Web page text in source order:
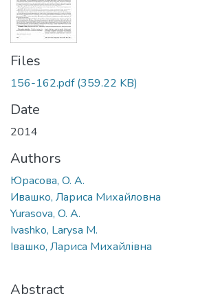
Files
156-162.pdf(359.22 KB)
Date
2014
Authors
Юрасова, O. A.
Ивашко, Лариса Михайловна
Yurasova, O. A.
Ivashko, Larysa M.
Івашко, Лариса Михайлівна
Abstract